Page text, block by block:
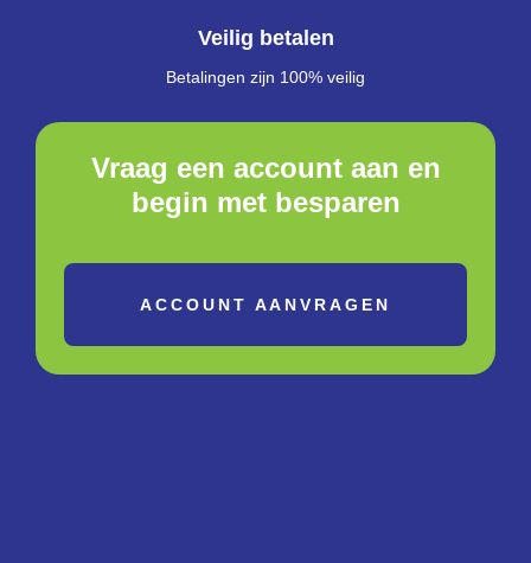
Veilig betalen
Betalingen zijn 100% veilig
Vraag een account aan en
begin met besparen
ACCOUNT AANVRAGEN